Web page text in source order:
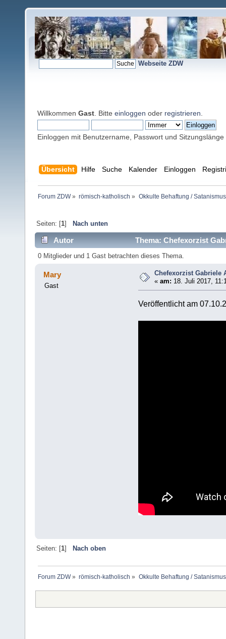
Webseite ZDW
Willkommen Gast . Bitte einloggen oder registrieren
Einloggen mit Benutzername, Passwort und Sitzungslänge
Übersicht Hilfe Suche Kalender Einloggen
Forum ZDW» römisch-katholisch » Okkulte Behaftung /
Seiten: [1] Nach unten
Autor Thema: Chefexorzist
0 Mitglieder und 1 Gast betrachten dieses Thema.
Mary
Gast
Chefexorzist Gabriele
«am: 18. Juli 2017,
Veröffentlicht am
Seiten: [1] Nach oben
Forum ZDW» römisch-katholisch » Okkulte Behaftung /